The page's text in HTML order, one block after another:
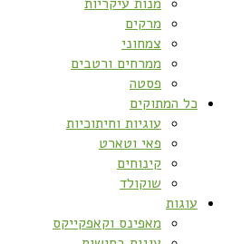
מרקים
צמחוני
ממרחים ורטבים
פסטה
כל המתוקים
עוגיות וחיתוכיות
פאי וטארט
קינוחים
שוקולד
עוגות
מאפינס וקאפקייקס